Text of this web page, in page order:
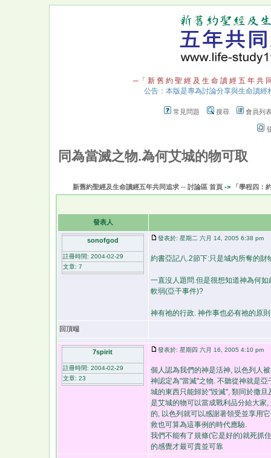
─「 新 舊 約 聖 經 及 生 命 讀 經 五 年 共
公告：本版是專為討論分享與生命讀
常見問題 搜尋 會員列
同為當滅之物.為何艾城的物可取
新舊約聖經及生命讀經五年共同追求 ─ 討論區 首頁-> 「學程四：
發表人
sonofgod
註冊時間: 2004-02-29
文章: 7
發表於: 星期二 六月 14, 2005 6:38 pm
約書亞記八.2節下:只是城內所奪的財
一直沒人題問.但是很想知道神為何
軟弱(亞干事件)?
神有祂的行政. 神作事也必有祂的原
回頂端
7spirit
註冊時間: 2004-02-29
文章: 23
發表於: 星期四 六月 16, 2005 4:10 pm
個人認為我們的神是活神, 以色列人
神認定為"當滅"之物. 不聽從神就是
城的東西只能歸於"毀滅", 類同於撒
是艾城的物可以當成戰利品分給大家
的, 以色列就可以感謝著領受並享用
救也可算為這事例的時代應驗.
我們不能有了規條(它是好的)就死抓
的感覺才最可貴並可靠